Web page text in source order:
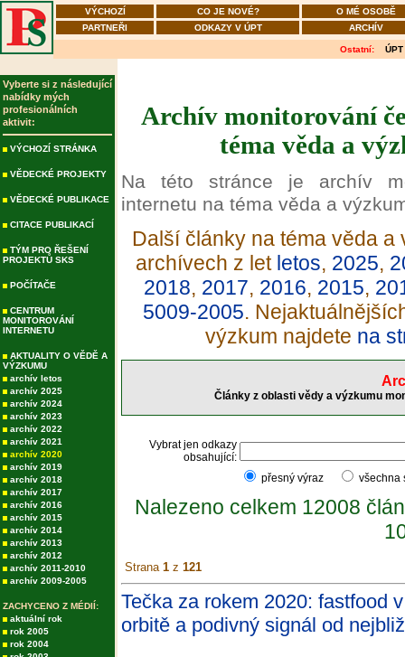
VÝCHOZÍ CO JE NOVÉ?
O MÉ OSOBĚ
PARTNEŘI
ODKAZY V ÚPT ARCHÍV
Ostatní: ÚPT
Vyberte si z následující
nabídky mých
profesionálních
aktivit:
VÝCHOZÍ STRÁNKA
VĚDECKÉ PROJEKTY
VĚDECKÉ PUBLIKACE
CITACE PUBLIKACÍ
TÝM PRO ŘEŠENÍ
PROJEKTŮ SKS
POČÍTAČE
CENTRUM
MONITOROVÁNÍ
INTERNETU
AKTUALITY O VĚDĚ A
VÝZKUMU
archív letos
archív 2025
archív 2024
archív 2023
archív 2022
archív 2021
archív 2020
archív 2019
archív 2018
archív 2017
archív 2016
archív 2015
archív 2014
archív 2013
archív 2012
archív 2011-2010
archív 2009-2005
ZACHYCENO Z MÉDIÍ:
aktuální rok
rok 2005
rok 2004
Archív monitorování
téma věda a
Na této stránce je archív
internetu na téma věda a
Další články na téma věda
archívech z let letos, 2025,
2018, 2017, 2016, 2015,
5009-2005.
výzkum najdete na
Články z oblasti vědy a výzkumu
Vybrat jen odkazy
obsahující:
přesný výraz
Nalezeno celkem 12008
Strana 1 z 121
Tečka za rokem 2020: fastfood
orbitě a podivný signál od